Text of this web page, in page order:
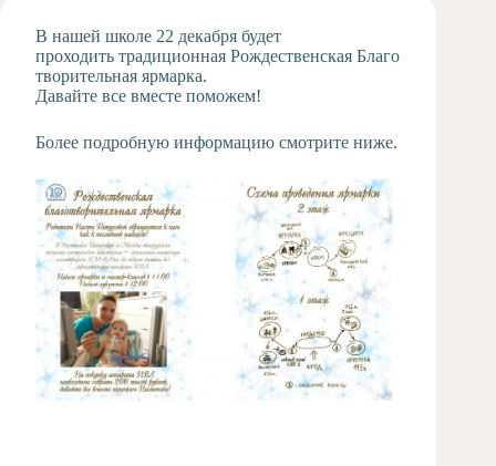
студия
Музыкальное
отделение
Служба
Тьюторская
служба
В нашей школе 22 декабря будет
проходить традиционная Рождественская Благо
творительная ярмарка.
Давайте все вместе поможем!
Более подробную информацию смотрите ниже.